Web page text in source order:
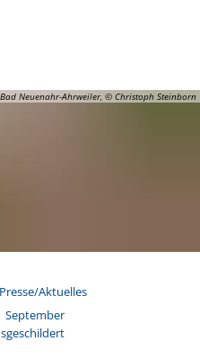
Neuenahr-Ahrweiler, © Christoph Steinborn
Presse/Aktuelles
September